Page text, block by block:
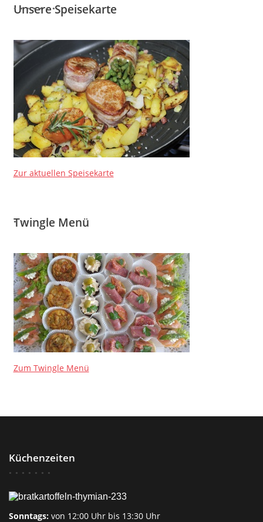
Unsere Speisekarte
Zur aktuellen Speisekarte
Twingle Menü
Zum Twingle Menü
Küchenzeiten
Sonntags: von 12:00 Uhr bis 13:30 Uhr